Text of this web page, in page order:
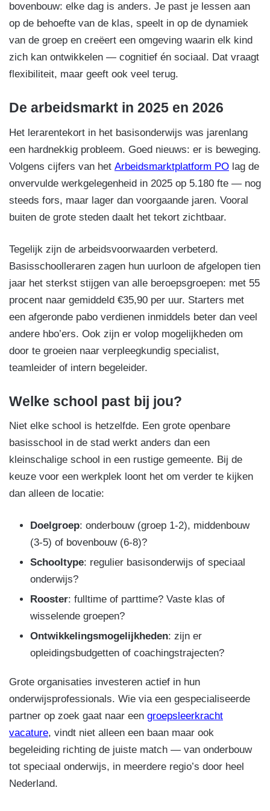
bovenbouw: elke dag is anders. Je past je lessen aan
op de behoefte van de klas, speelt in op de dynamiek
van de groep en creëert een omgeving waarin elk kind
zich kan ontwikkelen — cognitief én sociaal. Dat vraagt
flexibiliteit, maar geeft ook veel terug.
De arbeidsmarkt in 2025 en 2026
Het lerarentekort in het basisonderwijs was jarenlang
een hardnekkig probleem. Goed nieuws: er is beweging.
Volgens cijfers van het Arbeidsmarktplatform PO lag de
onvervulde werkgelegenheid in 2025 op 5.180 fte — nog
steeds fors, maar lager dan voorgaande jaren. Vooral
buiten de grote steden daalt het tekort zichtbaar.
Tegelijk zijn de arbeidsvoorwaarden verbeterd.
Basisschoolleraren zagen hun uurloon de afgelopen tien
jaar het sterkst stijgen van alle beroepsgroepen: met 55
procent naar gemiddeld €35,90 per uur. Starters met
een afgeronde pabo verdienen inmiddels beter dan veel
andere hbo’ers. Ook zijn er volop mogelijkheden om
door te groeien naar verpleegkundig specialist,
teamleider of intern begeleider.
Welke school past bij jou?
Niet elke school is hetzelfde. Een grote openbare
basisschool in de stad werkt anders dan een
kleinschalige school in een rustige gemeente. Bij de
keuze voor een werkplek loont het om verder te kijken
dan alleen de locatie:
Doelgroep: onderbouw (groep 1-2), middenbouw
(3-5) of bovenbouw (6-8)?
Schooltype: regulier basisonderwijs of speciaal
onderwijs?
Rooster: fulltime of parttime? Vaste klas of
wisselende groepen?
Ontwikkelingsmogelijkheden: zijn er
opleidingsbudgetten of coachingstrajecten?
Grote organisaties investeren actief in hun
onderwijsprofessionals. Wie via een gespecialiseerde
partner op zoek gaat naar een groepsleerkracht
vacature, vindt niet alleen een baan maar ook
begeleiding richting de juiste match — van onderbouw
tot speciaal onderwijs, in meerdere regio’s door heel
Nederland.